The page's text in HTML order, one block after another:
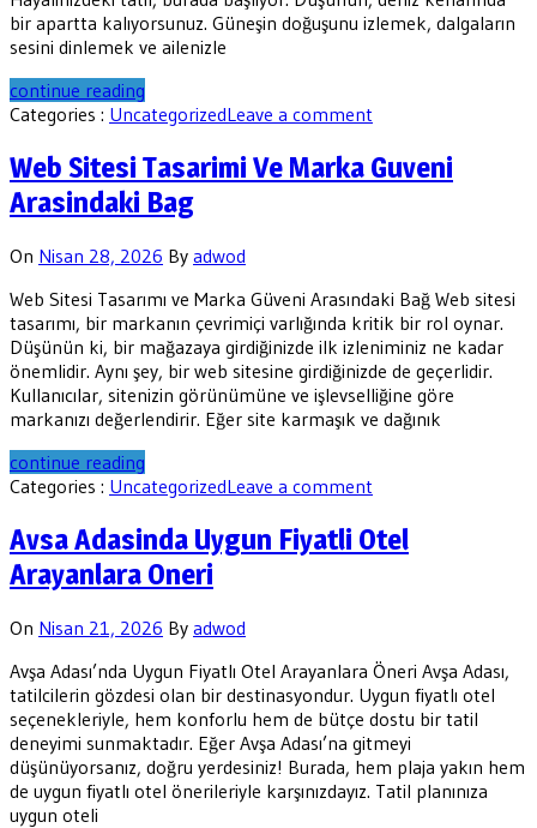
bir apartta kalıyorsunuz. Güneşin doğuşunu izlemek, dalgaların
sesini dinlemek ve ailenizle
continue reading
Categories : UncategorizedLeave a comment
Web Sitesi Tasarimi Ve Marka Guveni
Arasindaki Bag
On Nisan 28, 2026 By adwod
Web Sitesi Tasarımı ve Marka Güveni Arasındaki Bağ Web sitesi
tasarımı, bir markanın çevrimiçi varlığında kritik bir rol oynar.
Düşünün ki, bir mağazaya girdiğinizde ilk izleniminiz ne kadar
önemlidir. Aynı şey, bir web sitesine girdiğinizde de geçerlidir.
Kullanıcılar, sitenizin görünümüne ve işlevselliğine göre
markanızı değerlendirir. Eğer site karmaşık ve dağınık
continue reading
Categories : UncategorizedLeave a comment
Avsa Adasinda Uygun Fiyatli Otel
Arayanlara Oneri
On Nisan 21, 2026 By adwod
Avşa Adası’nda Uygun Fiyatlı Otel Arayanlara Öneri Avşa Adası,
tatilcilerin gözdesi olan bir destinasyondur. Uygun fiyatlı otel
seçenekleriyle, hem konforlu hem de bütçe dostu bir tatil
deneyimi sunmaktadır. Eğer Avşa Adası’na gitmeyi
düşünüyorsanız, doğru yerdesiniz! Burada, hem plaja yakın hem
de uygun fiyatlı otel önerileriyle karşınızdayız. Tatil planınıza
uygun oteli